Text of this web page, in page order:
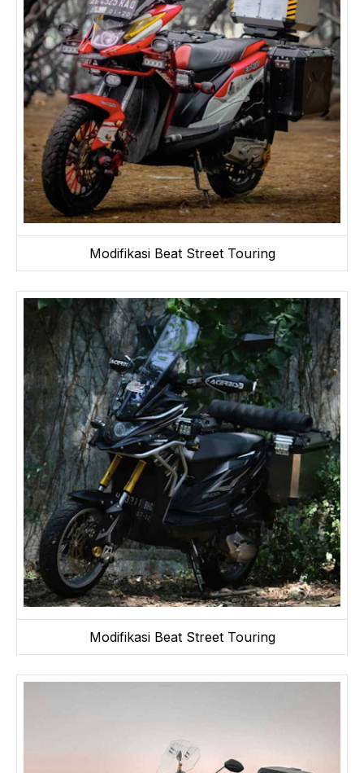
Modifikasi Beat Street Touring
Modifikasi Beat Street Touring